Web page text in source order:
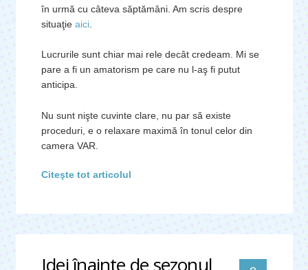
în urmă cu câteva săptămâni. Am scris despre
situaţie aici
Lucrurile sunt chiar mai rele decât credeam. Mi se
pare a fi un amatorism pe care nu l-aş fi putut
anticipa.
Nu sunt nişte cuvinte clare, nu par să existe
proceduri, e o relaxare maximă în tonul celor din
camera VAR.
Citeşte tot articolul
Idei înainte de sezonul